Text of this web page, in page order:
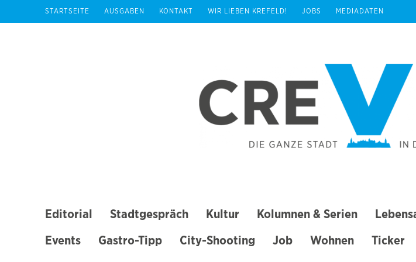
STARTSEITE AUSGABEN KONTAKT WIR LIEBEN KREFELD! JOBS MEDIADATEN
Editorial Stadtgespräch Kultur Kolumnen & Serien
Events Gastro-Tipp City-Shooting Job Wohnen Ticker